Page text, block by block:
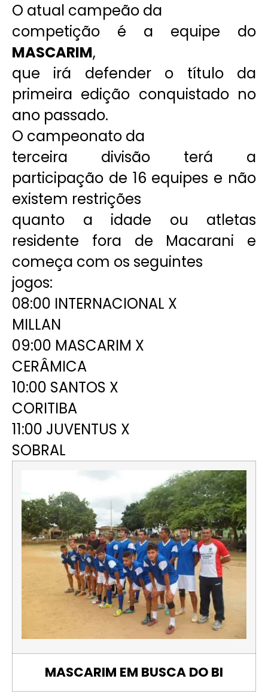
O atual campeão da
competição é a equipe do
MASCARIM,
que irá defender o título da
primeira edição conquistado no
ano passado.
O campeonato da
terceira divisão terá a
participação de 16 equipes e não
existem restrições
quanto a idade ou atletas
residente fora de Macarani e
começa com os seguintes
jogos:
08:00 INTERNACIONAL X
MILLAN
09:00 MASCARIM X
CERÂMICA
10:00 SANTOS X
CORITIBA
11:00 JUVENTUS X
SOBRAL
MASCARIM EM BUSCA DO BI